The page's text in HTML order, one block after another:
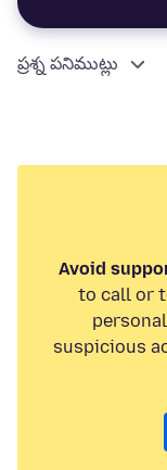
ప్రశ్న పనిముట్లు
Avoid
to call or
suspicious